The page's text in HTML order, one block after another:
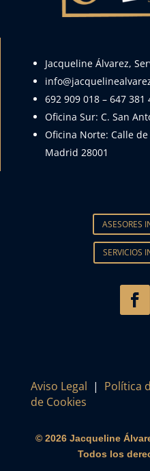
Jacqueline Álvarez,
692 909 018 – 647 381
Oficina Sur: C. San
Oficina Norte: Calle
Madrid 28001
ASESORES
SERVICIOS
Aviso Legal | Política
de Cookies
© 2026 Jacqueline
Todos los